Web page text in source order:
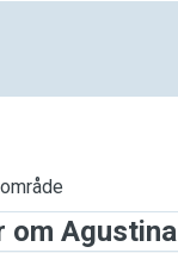
om Agustina